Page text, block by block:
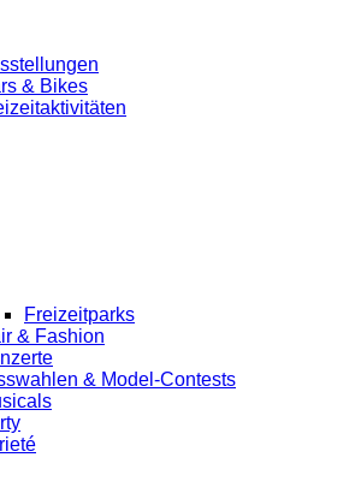
& Bikes
Freizeitparks
& Fashion
& Model-Contests